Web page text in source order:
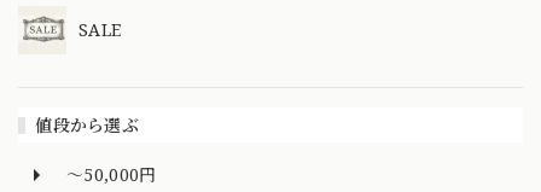
SALE
値段から選ぶ
～50,000円